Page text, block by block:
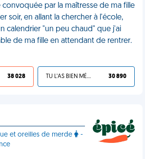
convoquée par la maîtresse de ma fille
soir, en allant la chercher à l'école,
calendrier "un peu chaud" que j'ai
de ma fille en attendant de rentrer.
38 028 TU L'AS BIEN MÉRITÉ 30 890
et oreilles de merde
-